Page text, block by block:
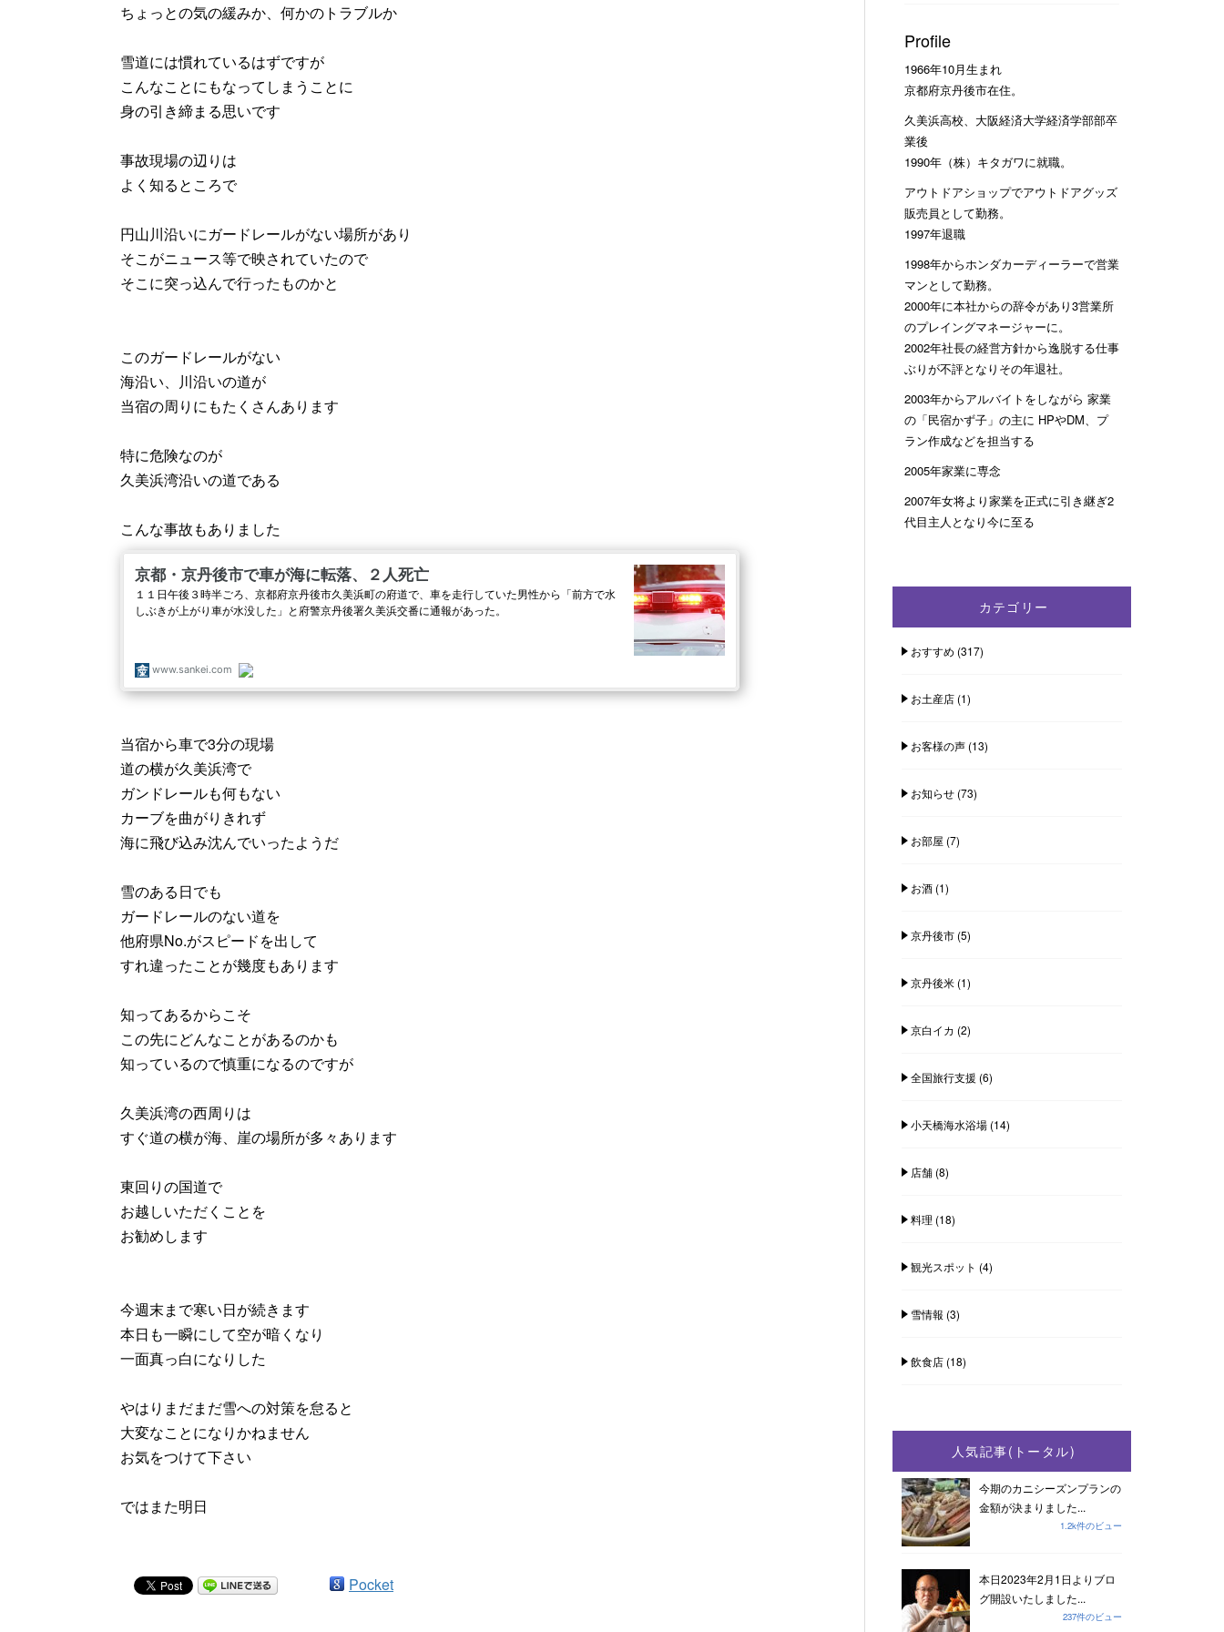
ちょっとの気の緩みか、何かのトラブルか
雪道には慣れているはずですが
こんなことにもなってしまうことに
身の引き締まる思いです
事故現場の辺りは
よく知るところで
円山川沿いにガードレールがない場所があり
そこがニュース等で映されていたので
そこに突っ込んで行ったものかと
このガードレールがない
海沿い、川沿いの道が
当宿の周りにもたくさんあります
特に危険なのが
久美浜湾沿いの道である
こんな事故もありました
当宿から車で3分の現場
道の横が久美浜湾で
ガンドレールも何もない
カーブを曲がりきれず
海に飛び込み沈んでいったようだ
雪のある日でも
ガードレールのない道を
他府県No.がスピードを出して
すれ違ったことが幾度もあります
知ってあるからこそ
この先にどんなことがあるのかも
知っているので慎重になるのですが
久美浜湾の西周りは
すぐ道の横が海、崖の場所が多々あります
東回りの国道で
お越しいただくことを
お勧めします
今週末まで寒い日が続きます
本日も一瞬にして空が暗くなり
一面真っ白になりした
やはりまだまだ雪への対策を怠ると
大変なことになりかねません
お気をつけて下さい
ではまた明日
Pocket
Profile
1966年10月生まれ
京都府京丹後市在住。
久美浜高校、大阪経済大学経済学部部卒
業後
1990年（株）キタガワに就職。
アウトドアショップでアウトドアグッズ
販売員として勤務。
1997年退職
1998年からホンダカーディーラーで営業
マンとして勤務。
2000年に本社からの辞令があり3営業所
のプレイングマネージャーに。
2002年社長の経営方針から逸脱する仕事
ぶりが不評となりその年退社。
2003年からアルバイトをしながら 家業
の「民宿かず子」の主に HPやDM、プ
ラン作成などを担当する
2005年家業に専念
2007年女将より家業を正式に引き継ぎ2
代目主人となり今に至る
カテゴリー
おすすめ (317)
お土産店(1)
お客様の声(13)
お知らせ(73)
お部屋 (7)
お酒(1)
京丹後市(5)
京丹後米(1)
京白イカ (2)
全国旅行支援 (6)
小天橋海水浴場(14)
店舗(8)
料理 (18)
観光スポット (4)
雪情報 (3)
飲食店(18)
人気記事(トータル)
今期のカニシーズンプランの
金額が決まりました...
1.2k件のビュー
本日2023年2月1日よりブロ
グ開設いたしました...
237件のビュー